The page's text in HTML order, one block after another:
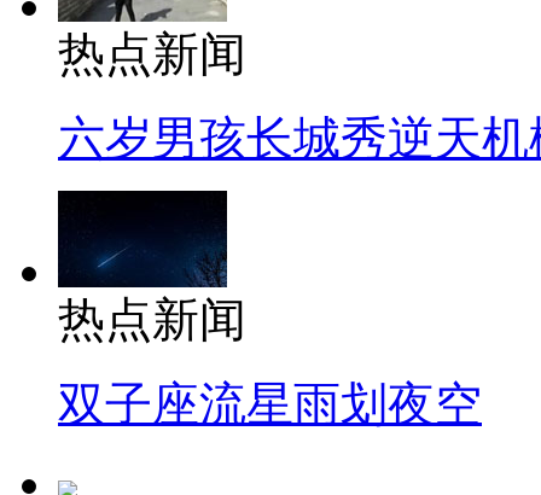
热点新闻
六岁男孩长城秀逆天机
热点新闻
双子座流星雨划夜空